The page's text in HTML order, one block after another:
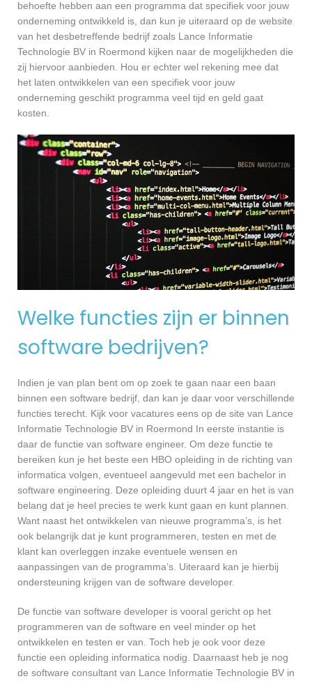
behoefte hebben aan een programma dat specifiek voor jouw
onderneming ontwikkeld is, dan kun je uiteraard op de website
van het desbetreffende bedrijf zoals Lance Informatie
Technologie BV in Roermond kijken naar de mogelijkheden die
zij hiervoor aanbieden. Hou er echter wel rekening mee dat
het laten ontwikkelen van een specifiek voor jouw
onderneming geschikt programma veel tijd en geld gaat
kosten.
Welke functies zijn er binnen
software bedrijven?
Indien je van plan bent om op zoek te gaan naar een baan
binnen een software bedrijf, dan kan je daar voor verschillende
functies terecht. Kijk voor vacatures eens op de site van Lance
Informatie Technologie BV in Roermond In eerste instantie is
daar de functie van software engineer. Om deze functie te
bereiken kun je het beste een HBO opleiding in de richting van
informatica volgen, eventueel aangevuld met een bachelor in
software engineering. Deze opleiding duurt 4 jaar en het is van
belang dat je heel precies te werk kunt gaan en kunt plannen.
Want naast het ontwikkelen van nieuwe programma’s, is het
ook belangrijk dat je kunt programmeren, testen en met de
klant kan overleggen inzake eventuele wensen en
aanpassingen van de programma’s. Uiteraard kan je hierbij
ondersteuning krijgen van de software developer.
De functie van software developer is vooral gericht op het
programmeren van de software en veel minder op het
ontwikkelen en testen er van. Toch heb je ook voor deze
functie een opleiding informatica nodig. Daarnaast heb je nog
de software consultant van Lance Informatie Technologie BV in